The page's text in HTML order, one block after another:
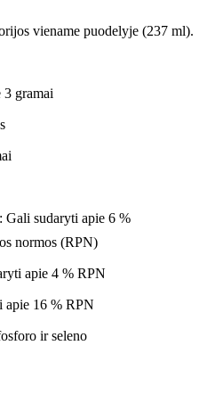
viename puodelyje (237 ml).
gramai
sudaryti apie 6 %
normos (RPN)
apie 4 % RPN
apie 16 % RPN
ir seleno